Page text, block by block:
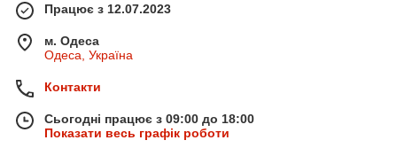
Працює з 12.07.2023
м. Одеса
Одеса, Україна
Контакти
Сьогодні працює з 09:00 до 18:00
Показати весь графік роботи